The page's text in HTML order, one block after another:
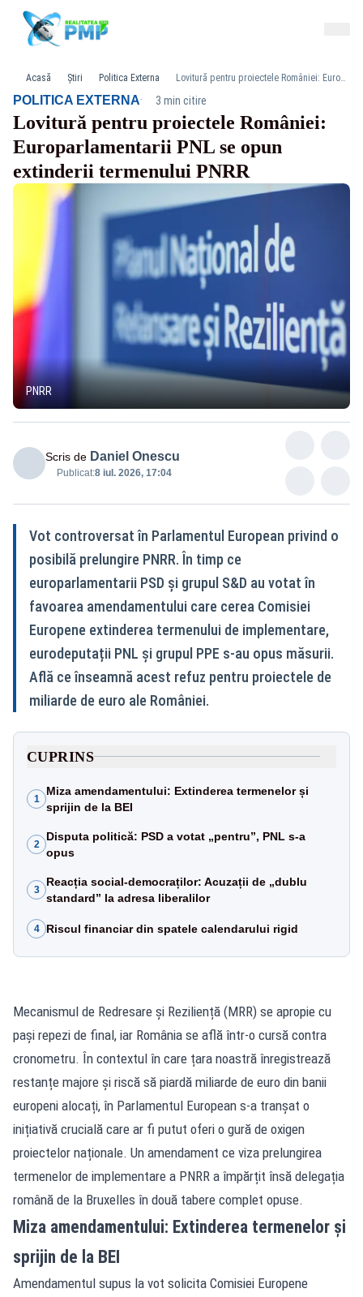
Acasă Știri Politica Externa Lovitură pentru proiectele României: Europarlamentarii PNL se opun extinderii termenului PNRR
POLITICA EXTERNA· 3 min citire
Lovitură pentru proiectele României:
Europarlamentarii PNL se opun
extinderii termenului PNRR
PNRR
Scris de Daniel Onescu
Publicat:8 iul. 2026, 17:04
Vot controversat în Parlamentul European privind o
posibilă prelungire PNRR. În timp ce
europarlamentarii PSD și grupul S&D au votat în
favoarea amendamentului care cerea Comisiei
Europene extinderea termenului de implementare,
eurodeputații PNL și grupul PPE s-au opus măsurii.
Află ce înseamnă acest refuz pentru proiectele de
miliarde de euro ale României.
CUPRINS
1
Miza amendamentului: Extinderea termenelor și
sprijin de la BEI
2
Disputa politică: PSD a votat „pentru”, PNL s-a
opus
3
Reacția social-democraților: Acuzații de „dublu
standard” la adresa liberalilor
4 Riscul financiar din spatele calendarului rigid
Mecanismul de Redresare și Reziliență (MRR) se apropie cu
pași repezi de final, iar România se află într-o cursă contra
cronometru. În contextul în care țara noastră înregistrează
restanțe majore și riscă să piardă miliarde de euro din banii
europeni alocați, în Parlamentul European s-a tranșat o
inițiativă crucială care ar fi putut oferi o gură de oxigen
proiectelor naționale. Un amendament ce viza prelungirea
termenelor de implementare a PNRR a împărțit însă delegația
română de la Bruxelles în două tabere complet opuse.
Miza amendamentului: Extinderea termenelor și
sprijin de la BEI
Amendamentul supus la vot solicita Comisiei Europene